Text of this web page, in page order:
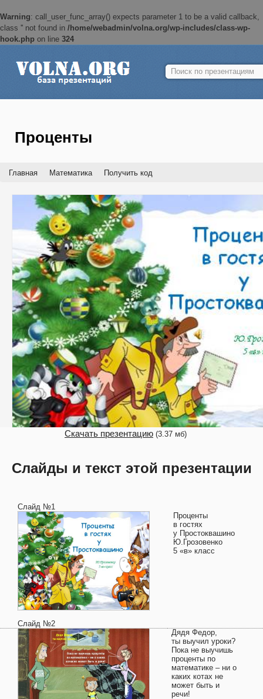
Warning: call_user_func_array() expects parameter 1 to be a valid callback,
class '' not found in /home/webadmin/volna.org/wp-includes/class-wp-
hook.php on line 324
Найти:
Проценты
Главная Математика Получить код
Скачать презентацию (3.37 мб)
Слайды и текст этой презентации
Слайд №1
Проценты
в гостях
у Простоквашино
Ю.Грозовенко
5 «в» класс
Слайд №2
Дядя Федор,
ты выучил уроки?
Пока не выучишь
проценты по
математике – ни о
каких котах не
может быть и
речи!